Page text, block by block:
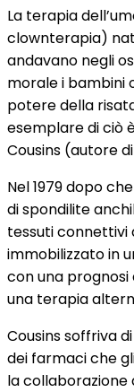
La terapia
clownterapia)
andavano negli
morale i bambini
potere della
esemplare di ciò
Cousins (autore
Nel 1979 dopo
di spondilite
tessuti connettivi
immobilizzato in
con una prognosi
una terapia
Cousins soffriva
dei farmaci che
la